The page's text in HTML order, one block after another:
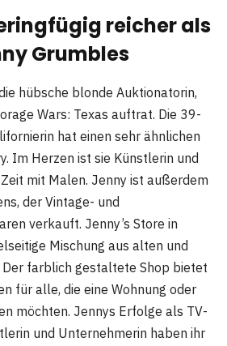
reicher als
Grumbles
hübsche blonde Auktionatorin,
Wars: Texas auftrat. Die 39-
hat einen sehr ähnlichen
Im Herzen ist sie Künstlerin und
mit Malen. Jenny ist außerdem
der Vintage- und
verkauft. Jenny’s Store in
Mischung aus alten und
Der farblich gestaltete Shop bietet
für alle, die eine Wohnung oder
möchten. Jennys Erfolge als TV-
und Unternehmerin haben ihr